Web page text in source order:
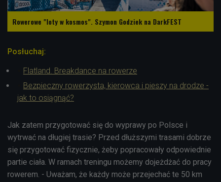
Rowerowe "loty w kosmos". Szymon Godziek na DarkFEST
Posłuchaj:
Flatland. Breakdance na rowerze
Bezpieczny rowerzysta, kierowca i pieszy na drodze -
jak to osiągnąć?
Jak zatem przygotować się do wyprawy po Polsce i
wytrwać na długiej trasie? Przed dłuższymi trasami dobrze
się przygotować fizycznie, żeby popracowały odpowiednie
partie ciała. W ramach treningu możemy dojeżdżać do pracy
rowerem. - Uważam, że każdy może przejechać te 50 km